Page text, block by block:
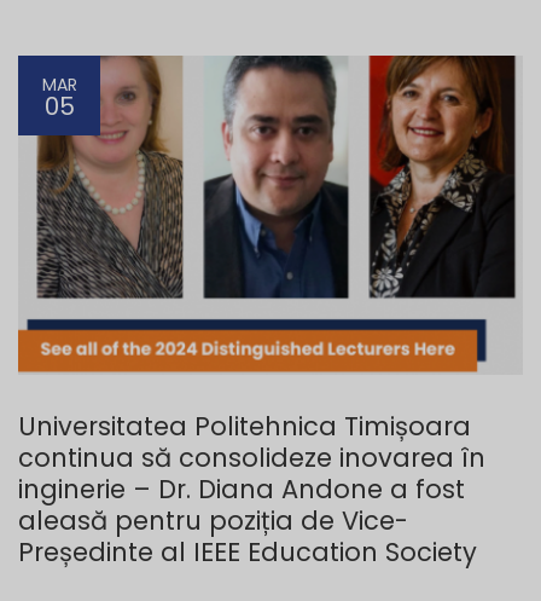
MAR
05
Universitatea Politehnica Timișoara
continua să consolideze inovarea în
inginerie – Dr. Diana Andone a fost
aleasă pentru poziția de Vice-
Președinte al IEEE Education Society